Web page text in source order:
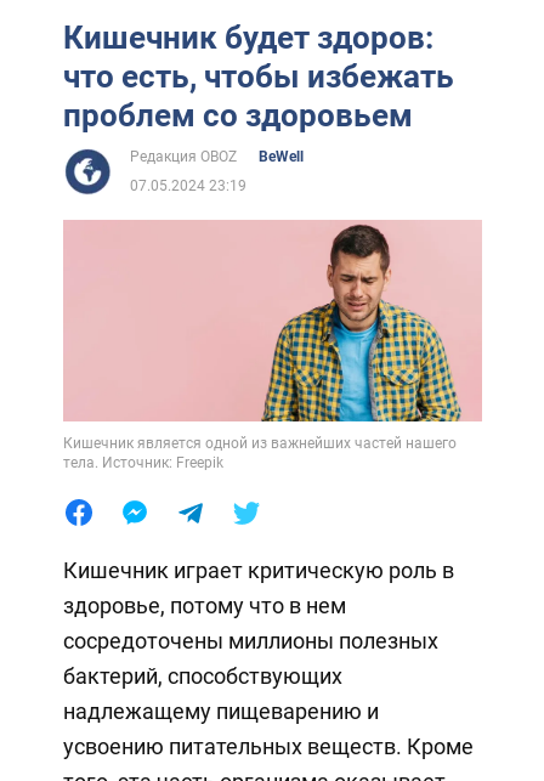
Кишечник будет здоров:
что есть, чтобы избежать
проблем со здоровьем
Редакция OBOZ
BeWell
07.05.2024 23:19
Кишечник является одной из важнейших частей нашего
тела. Источник: Freepik
Кишечник играет критическую роль в
здоровье, потому что в нем
сосредоточены миллионы полезных
бактерий, способствующих
надлежащему пищеварению и
усвоению питательных веществ. Кроме